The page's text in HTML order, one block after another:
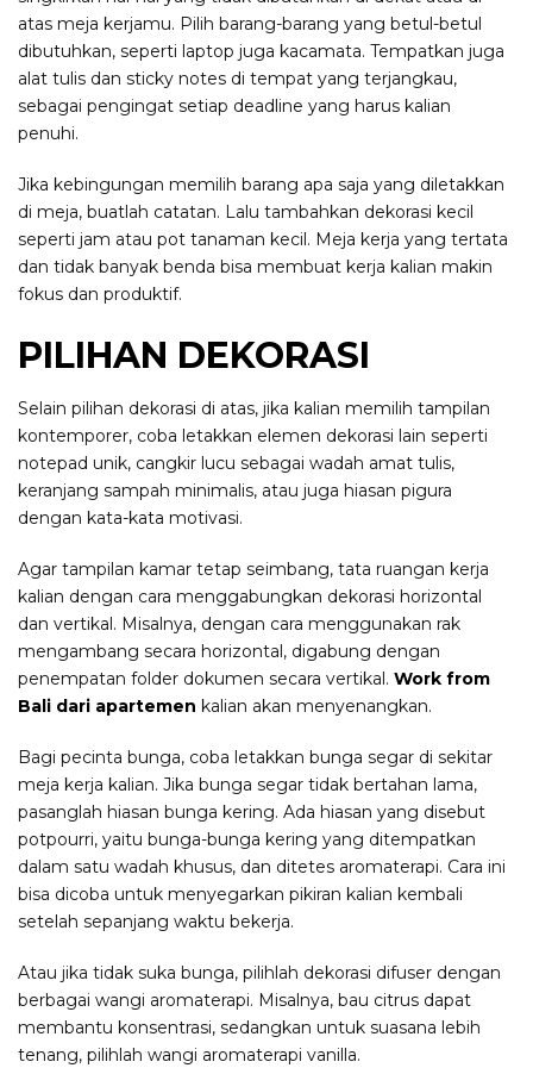
atas meja kerjamu. Pilih barang-barang yang betul-betul
dibutuhkan, seperti laptop juga kacamata. Tempatkan juga
alat tulis dan sticky notes di tempat yang terjangkau,
sebagai pengingat setiap deadline yang harus kalian
penuhi.
Jika kebingungan memilih barang apa saja yang diletakkan
di meja, buatlah catatan. Lalu tambahkan dekorasi kecil
seperti jam atau pot tanaman kecil. Meja kerja yang tertata
dan tidak banyak benda bisa membuat kerja kalian makin
fokus dan produktif.
PILIHAN DEKORASI
Selain pilihan dekorasi di atas, jika kalian memilih tampilan
kontemporer, coba letakkan elemen dekorasi lain seperti
notepad unik, cangkir lucu sebagai wadah amat tulis,
keranjang sampah minimalis, atau juga hiasan pigura
dengan kata-kata motivasi.
Agar tampilan kamar tetap seimbang, tata ruangan kerja
kalian dengan cara menggabungkan dekorasi horizontal
dan vertikal. Misalnya, dengan cara menggunakan rak
mengambang secara horizontal, digabung dengan
penempatan folder dokumen secara vertikal. Work from
Bali dari apartemen kalian akan menyenangkan.
Bagi pecinta bunga, coba letakkan bunga segar di sekitar
meja kerja kalian. Jika bunga segar tidak bertahan lama,
pasanglah hiasan bunga kering. Ada hiasan yang disebut
potpourri, yaitu bunga-bunga kering yang ditempatkan
dalam satu wadah khusus, dan ditetes aromaterapi. Cara ini
bisa dicoba untuk menyegarkan pikiran kalian kembali
setelah sepanjang waktu bekerja.
Atau jika tidak suka bunga, pilihlah dekorasi difuser dengan
berbagai wangi aromaterapi. Misalnya, bau citrus dapat
membantu konsentrasi, sedangkan untuk suasana lebih
tenang, pilihlah wangi aromaterapi vanilla.